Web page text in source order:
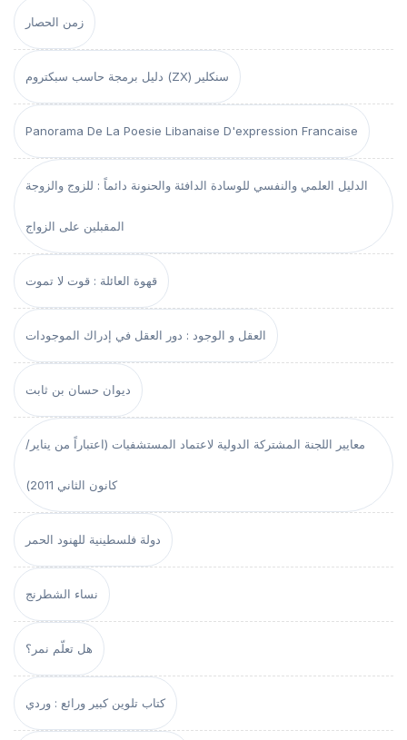
زمن الحصار
دليل برمجة حاسب سبكتروم (ZX) سنكلير
Panorama De La Poesie Libanaise D'expression Francaise
الدليل العلمي والنفسي للوسادة الدافئة والحنونة دائماً : للزوج والزوجة
المقبلين على الزواج
قهوة العائلة : قوت لا تموت
العقل و الوجود : دور العقل في إدراك الموجودات
ديوان حسان بن ثابت
معايير اللجنة المشتركة الدولية لاعتماد المستشفيات (اعتباراً من يناير/
كانون الثاني 2011)
دولة فلسطينية للهنود الحمر
نساء الشطرنج
هل تعلّم نمر؟
كتاب تلوين كبير ورائع : وردي